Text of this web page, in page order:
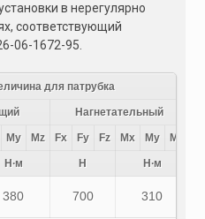
в нерегулярно
соответствующий
06-1672-95.
для патрубка
Нагнетательный
My Mz Fx Fy Fz Mx My Mz
Н∙м Н Н∙м
380 700 310